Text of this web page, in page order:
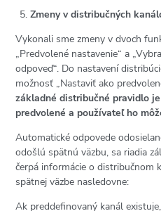
Zmeny v distribučných
Vykonali sme zmeny v dvoch
„Predvolené nastavenie“ a
odpoveď“. Do nastavení
možnosť „Nastaviť ako
základné distribučné pravidlo
predvolené a používateľ ho
Automatické odpovede
odošlú spätnú väzbu, sa riadia
čerpá informácie o distribučnom
spätnej väzbe nasledovne:
Ak preddefinovaný kanál